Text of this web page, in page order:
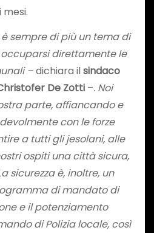
è sempre di più un tema di
direttamente le
–dichiara ilsindaco
De Zotti–. Noi
parte, affiancando e
con le forze
a tutti gli jesolani, alle
ospiti una città sicura,
sicurezza è, inoltre, un
di mandato di
e il potenziamento
di Polizia locale, così